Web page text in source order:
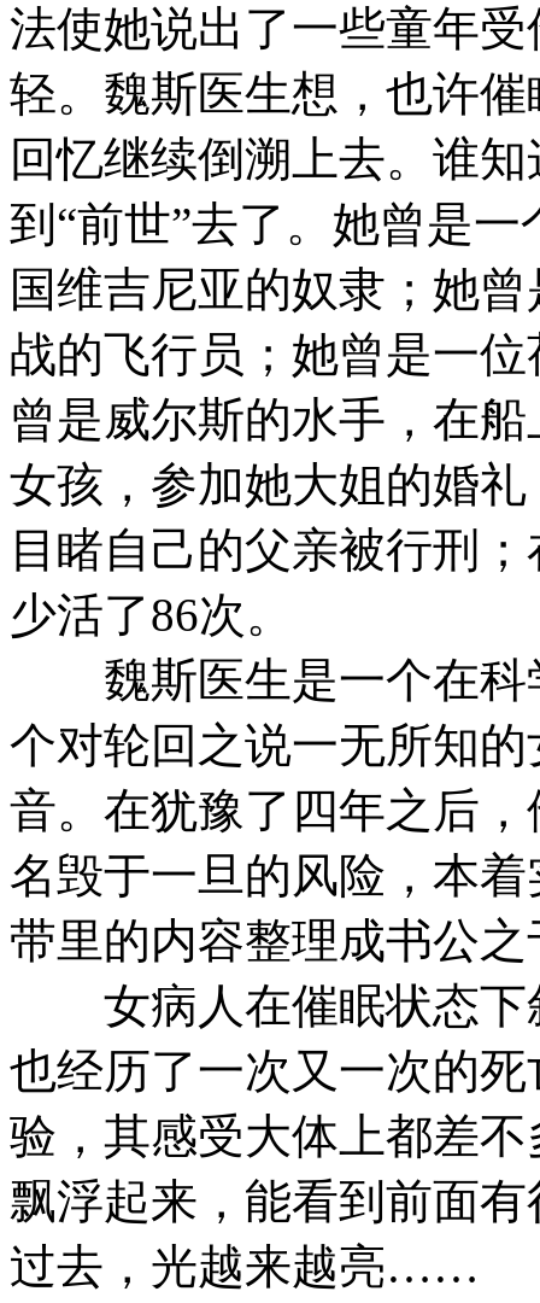
法使她说出了一些童年
轻。魏斯医生想，也许
回忆继续倒溯上去。谁
到“前世”去了。她曾是
国维吉尼亚的奴隶；她
战的飞行员；她曾是一
曾是威尔斯的水手，在
女孩，参加她大姐的婚
目睹自己的父亲被行刑
少活了86次。
魏斯医生是一个在科
个对轮回之说一无所知
音。在犹豫了四年之后
名毁于一旦的风险，本
带里的内容整理成书公之
女病人在催眠状态下
也经历了一次又一次的
验，其感受大体上都差
飘浮起来，能看到前面
过去，光越来越亮……